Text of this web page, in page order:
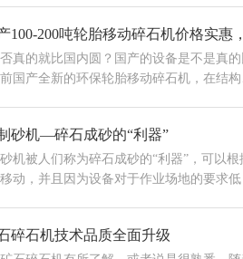
工作视频吗？请往下看。
真的就比国内圆？国产的设备是不是真
国产全新的环保轮胎移动碎石机，在结
砂机—碎石成砂的“利器”
机被人们称为碎石成砂的“利器”，可以
动，并且因为设备对于作业场地的要求
碎石机技术品质全面升级